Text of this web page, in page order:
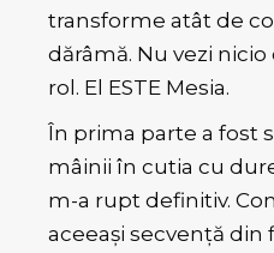
transforme atât de
dărâmă. Nu vezi
rol. El ESTE Mesia.
În prima parte a fost
mâinii în cutia cu
m-a rupt definitiv.
aceeași secvență